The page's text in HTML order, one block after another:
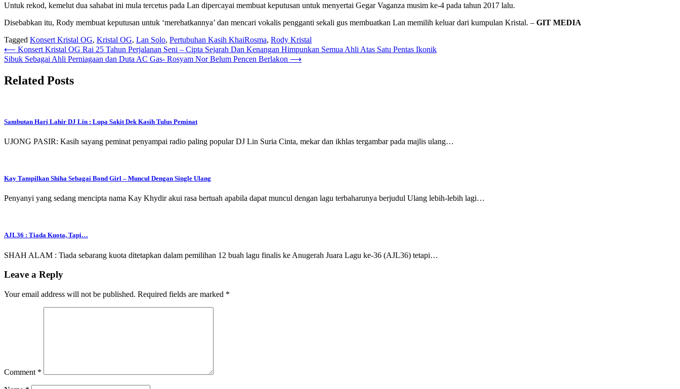
Untuk rekod, kemelut dua sahabat ini mula tercetus pada Lan dipercayai membuat keputusan untuk menyertai Gegar Vaganza musim ke-4 pada tahun 2017 lalu.
Disebabkan itu, Rody membuat keputusan untuk ‘merehatkannya’ dan mencari vokalis pengganti sekali gus membuatkan Lan memilih keluar dari kumpulan Kristal. – GIT MEDIA
Tagged Konsert Kristal OG, Kristal OG, Lan Solo, Pertubuhan Kasih KhaiRosma, Rody Kristal
Post
navigation
⟵ Konsert Kristal OG Rai 25 Tahun Perjalanan Seni – Cipta Sejarah Dan Kenangan Himpunkan Semua Ahli Atas Satu Pentas Ikonik
Sibuk Sebagai Ahli Perniagaan dan Duta AC Gas- Rosyam Nor Belum Pencen Berlakon ⟶
Related Posts
Sambutan Hari Lahir DJ Lin : Lupa Sakit Dek Kasih Tulus Peminat
UJONG PASIR: Kasih sayang peminat penyampai radio paling popular DJ Lin Suria Cinta, mekar dan ikhlas tergambar pada majlis ulang…
Kay Tampilkan Shiha Sebagai Bond Girl – Muncul Dengan Single Ulang
Penyanyi yang sedang mencipta nama Kay Khydir akui rasa bertuah apabila dapat muncul dengan lagu terbaharunya berjudul Ulang lebih-lebih lagi…
AJL36 : Tiada Kuota, Tapi…
SHAH ALAM : Tiada sebarang kuota ditetapkan dalam pemilihan 12 buah lagu finalis ke Anugerah Juara Lagu ke-36 (AJL36) tetapi…
Leave a Reply
Your email address will not be published. Required fields are marked *
Comment *